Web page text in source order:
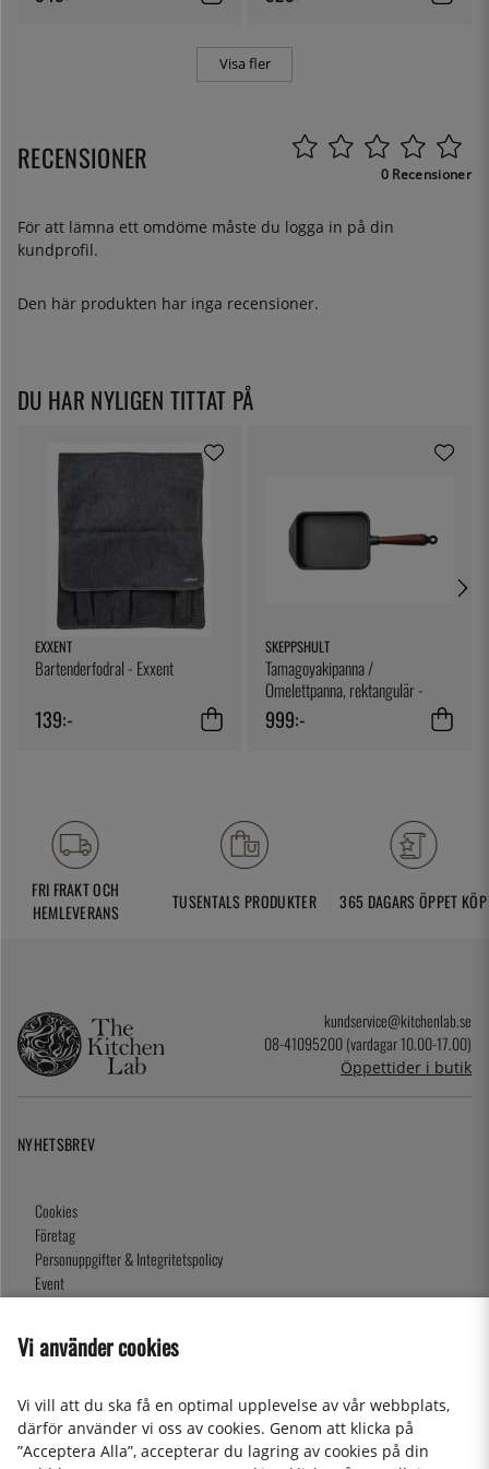
Visa fler
RECENSIONER 0 Recensioner
För att lämna ett omdöme måste du logga in på din
kundprofil.
Den här produkten har inga recensioner.
DU HAR NYLIGEN TITTAT PÅ
EXXENT
Bartenderfodral - Exxent
139:-
SKEPPSHULT
Tamagoyakipanna /
Omelettpanna, rektangulär -
Skeppshult
999:-
FRI FRAKT OCH
HEMLEVERANS
TUSENTALS PRODUKTER 365 DAGARS ÖPPET KÖP
kundservice@kitchenlab.se
08-41095200 (vardagar 10.00-17.00)
Öppettider i butik
NYHETSBREV
Cookies
Företag
Personuppgifter & Integritetspolicy
Event
Om oss
Presentkort
Vi använder cookies
Vi vill att du ska få en optimal upplevelse av vår webbplats,
därför använder vi oss av cookies. Genom att klicka på
”Acceptera Alla”, accepterar du lagring av cookies på din